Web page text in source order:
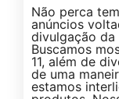
Não perca
anúncios
divulgação da
Buscamos
11, além de
de uma
estamos